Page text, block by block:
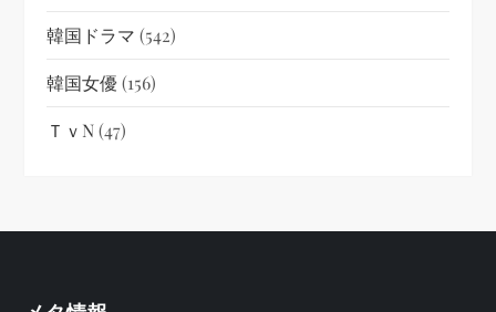
韓国ドラマ (542)
韓国女優(156)
ＴｖN(47)